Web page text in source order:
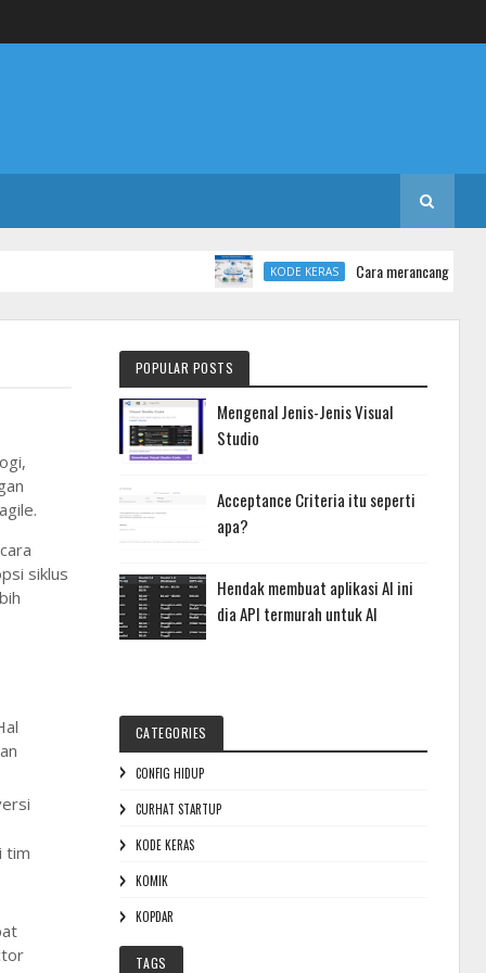
KODE KERAS Cara merancang database di
siklus
tim
POPULAR POSTS
Mengenal Jenis-Jenis Visual
Studio
Acceptance Criteria itu seperti
apa?
Hendak membuat aplikasi AI ini
dia API termurah untuk AI
CATEGORIES
CONFIG HIDUP
CURHAT STARTUP
KODE KERAS
KOMIK
KOPDAR
TAGS